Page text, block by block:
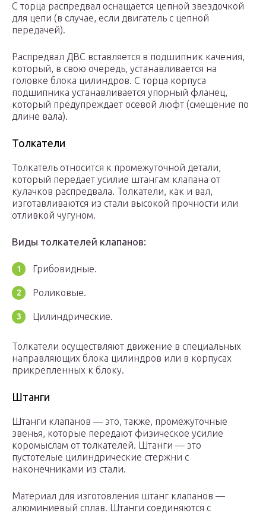
С торца распредвал оснащается цепной звездочкой
для цепи (в случае, если двигатель с цепной
передачей).
Распредвал ДВС вставляется в подшипник качения,
который, в свою очередь, устанавливается на
головке блока цилиндров. С торца корпуса
подшипника устанавливается упорный фланец,
который предупреждает осевой люфт (смещение по
длине вала).
Толкатели
Толкатель относится к промежуточной детали,
который передает усилие штангам клапана от
кулачков распредвала. Толкатели, как и вал,
изготавливаются из стали высокой прочности или
отливкой чугуном.
Виды толкателей клапанов:
Грибовидные.
Роликовые.
Цилиндрические.
Толкатели осуществляют движение в специальных
направляющих блока цилиндров или в корпусах
прикрепленных к блоку.
Штанги
Штанги клапанов — это, также, промежуточные
звенья, которые передают физическое усилие
коромыслам от толкателей. Штанги — это
пустотелые цилиндрические стержни с
наконечниками из стали.
Материал для изготовления штанг клапанов —
алюминиевый сплав. Штанги соединяются с